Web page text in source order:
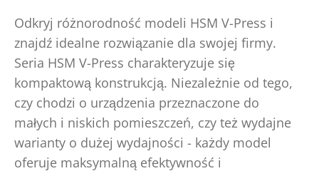
Odkryj różnorodność modeli HSM V-Press i
znajdź idealne rozwiązanie dla swojej firmy.
Seria HSM V-Press charakteryzuje się
kompaktową konstrukcją. Niezależnie od tego,
czy chodzi o urządzenia przeznaczone do
małych i niskich pomieszczeń, czy też wydajne
warianty o dużej wydajności - każdy model
oferuje maksymalną efektywność i